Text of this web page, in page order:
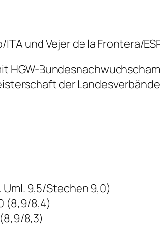
und Vejer de la Frontera/
HGW-
der Landesverbände
Uml. 9,5/Stechen 9,0)
(8,9/8,4)
8,3)